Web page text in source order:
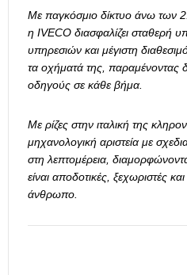
Με παγκόσμιο δίκτυο άνω των
η IVECO διασφαλίζει σταθερή
υπηρεσιών και μέγιστη
τα οχήματά της, παραμένοντας
οδηγούς σε κάθε βήμα.
Με ρίζες στην ιταλική της
μηχανολογική αριστεία με
στη λεπτομέρεια,
είναι αποδοτικές, ξεχωριστές
άνθρωπο.